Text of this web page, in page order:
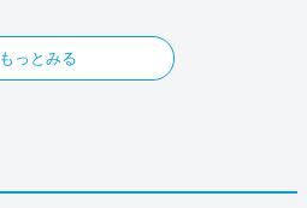
もっとみる